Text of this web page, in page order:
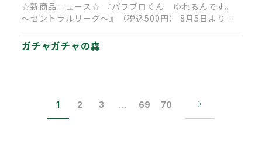
☆新商品ニュース☆ 『パワブロくん ゆれるんです。
～セントラルリーグ～』（税込500円） 8月5日より順
次発売中です。 …
ガチャガチャの森
1 2 3 … 69 70